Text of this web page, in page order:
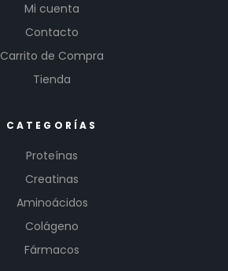
Mi cuenta
Contacto
Carrito de Compra
Tienda
CATEGORÍAS
Proteínas
Creatinas
Aminoácidos
Colágeno
Fármacos